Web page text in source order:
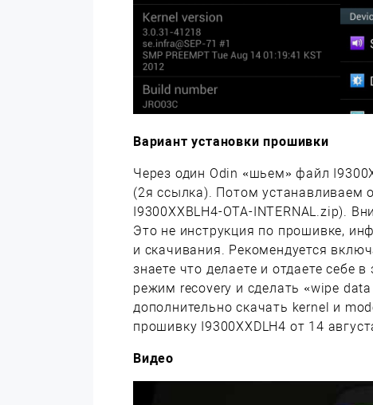
Вариант установки прошивки
Через один Odin «шьем» файл
(2я ссылка). Потом устанавливаем
I9300XXBLH4-OTA-INTERNAL.zip).
Это не инструкция по прошивке,
и скачивания. Рекомендуется
знаете что делаете и отдаете себе
режим recovery и сделать «wipe
дополнительно скачать kernel и
прошивку I9300XXDLH4 от 14
Видео